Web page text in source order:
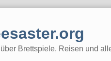
Brettspiele, Reisen und